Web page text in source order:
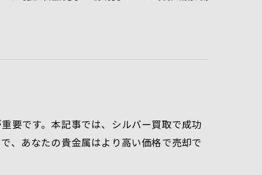
要です。本記事では、シルバー買取で成功
、あなたの貴金属はより高い価格で売却で